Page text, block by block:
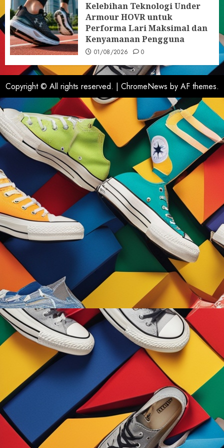
Kelebihan Teknologi Under
Armour HOVR untuk
Performa Lari Maksimal dan
Kenyamanan Pengguna
01/08/2026 0
Copyright © All rights reserved. | ChromeNews by AF themes.